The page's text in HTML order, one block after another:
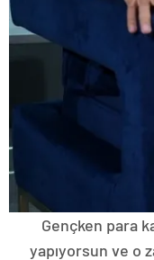
Gençken para
yapıyorsun ve o